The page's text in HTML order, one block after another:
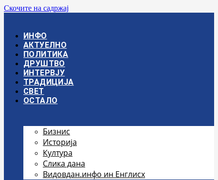
Скочите на садржај
ИНФО
АКТУЕЛНО
ПОЛИТИКА
ДРУШТВО
ИНТЕРВЈУ
ТРАДИЦИЈА
СВЕТ
ОСТАЛО
Бизнис
Историја
Култура
Слика дана
Видовдан.инфо ин Енглисх